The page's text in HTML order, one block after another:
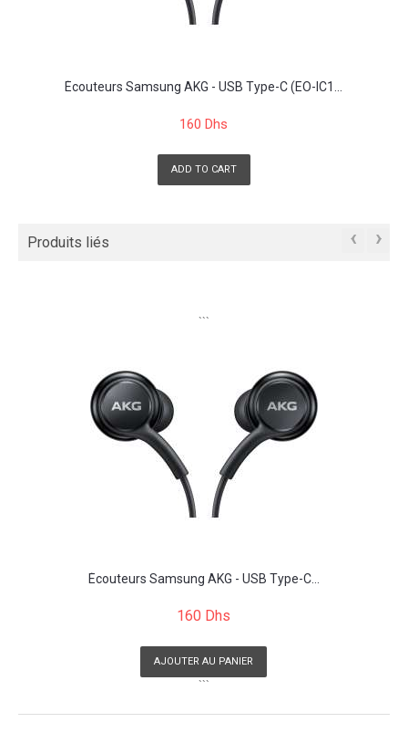
Écouteurs Samsung AKG - USB Type-C (EO-IC1...
160 Dhs
ADD TO CART
Produits liés ‹ ›
```
Écouteurs Samsung AKG - USB Type-C...
160 Dhs
AJOUTER AU PANIER
```